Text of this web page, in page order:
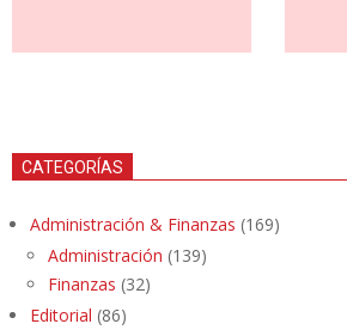
CATEGORÍAS
Administración & Finanzas (169)
Administración (139)
Finanzas (32)
Editorial (86)